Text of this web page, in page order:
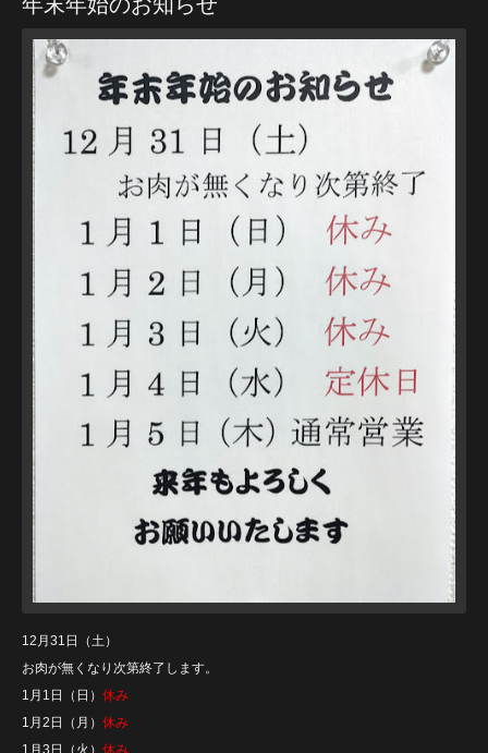
12月31日（土）
お肉が無くなり次第終了します。
1月1日（日） 休み
1月2日（月） 休み